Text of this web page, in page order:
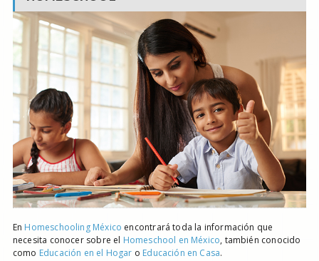
En Homeschooling México encontrará toda la información que
necesita conocer sobre el Homeschool en México, también conocido
como Educación en el Hogar o Educación en Casa.